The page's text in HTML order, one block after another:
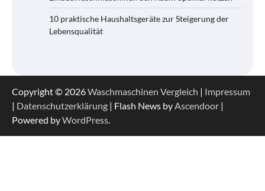
10 praktische Haushaltsgeräte zur Steigerung der
Lebensqualität
Copyright © 2026Waschmaschinen Vergleich | Impressum
| Datenschutzerklärung | Flash News by Ascendoor |
Powered byWordPress